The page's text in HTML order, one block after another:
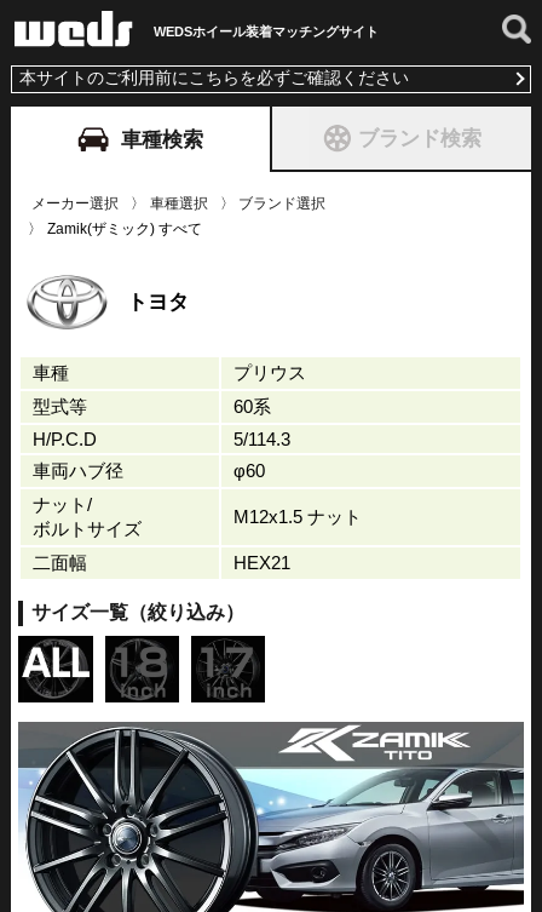
WEDSホイール装着マッチングサイト
本サイトのご利用前にこちらを必ずご確認ください
車種検索 ブランド検索
メーカー選択 車種選択
ブランド選択
Zamik(ザミック) すべて
トヨタ
車種
プリウス
型式等
60系
H/P.C.D
5/114.3
車両ハブ径
φ60
ナット/
ボルトサイズ
M12x1.5 ナット
二面幅 HEX21
サイズ一覧（絞り込み）